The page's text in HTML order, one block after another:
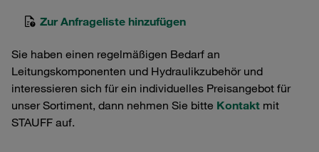
Zur Anfrageliste hinzufügen
Sie haben einen regelmäßigen Bedarf an
Leitungskomponenten und Hydraulikzubehör und
interessieren sich für ein individuelles Preisangebot für
unser Sortiment, dann nehmen Sie bitte Kontakt mit
STAUFF auf.